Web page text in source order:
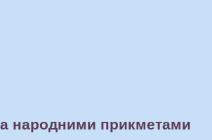
народними прикметами